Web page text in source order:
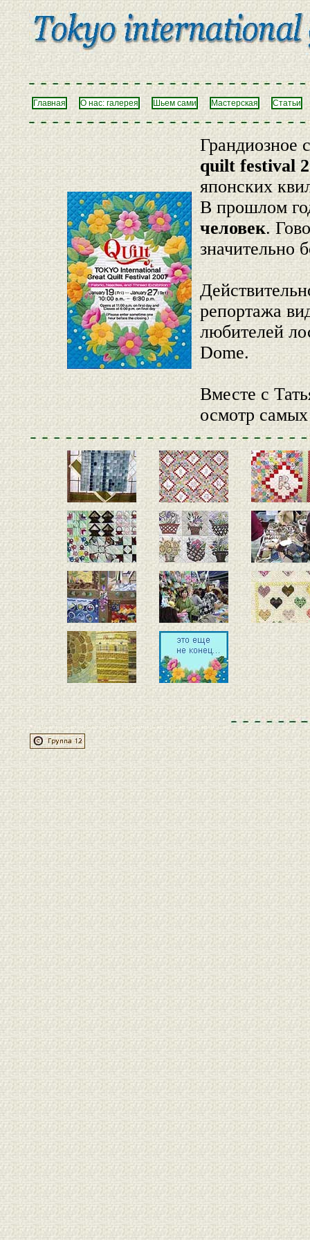
Главная О нас: галерея Шьем сами Мастерская Статьи
Грандиозное
quilt festival
японских
В прошлом
человек.
значительно
репортажа
любителей
Dome.
Вместе с
осмотр